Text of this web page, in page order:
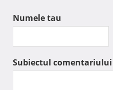
Numele tau
Subiectul comentariului